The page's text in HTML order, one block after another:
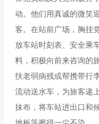
动。他们用真诚的微笑
客。在站前广场，胸挂
放车站时刻表、安全乘
料，积极向前来咨询的
扶老弱病残或帮携带行
流动送水车，为旅客递
抹布，将车站进出口和